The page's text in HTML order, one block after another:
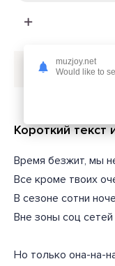
Скачать песню
Короткий текст
Время безжит, мы
Все кроме твоих
В сезоне сотни
Вне зоны соц
Но только она-на-
muzjoy.net
Would like to